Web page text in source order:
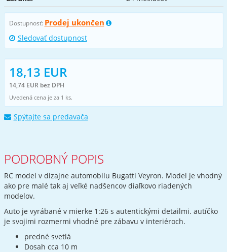
Dostupnosť: Prodej ukončen
Sledovať dostupnost
18,13 EUR
14,74 EUR bez DPH
Uvedená cena je za 1 ks.
Spýtajte sa predavača
PODROBNÝ POPIS
RC model v dizajne automobilu Bugatti Veyron. Model je vhodný
ako pre malé tak aj veľké nadšencov diaľkovo riadených
modelov.
Auto je vyrábané v mierke 1:26 s autentickými detailmi. autíčko
je svojimi rozmermi vhodné pre zábavu v interiéroch.
predné svetlá
Dosah cca 10 m